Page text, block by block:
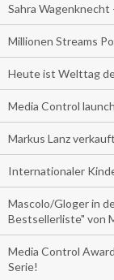
Sahra Wagenknecht
Millionen Streams
Heute ist Welttag
Media Control
Markus Lanz
Internationaler
Mascolo/Gloger in
Bestsellerliste" von
Media Control
Serie!